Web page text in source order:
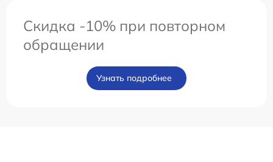
Скидка -10% при повторном
обращении
Узнать подробнее